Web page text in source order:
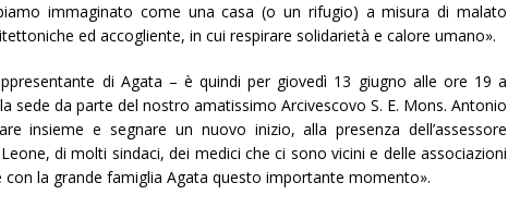
immaginato come una casa (o un rifugio) a misura di malato
ed accogliente, in cui respirare solidarietà e calore umano».
di Agata – è quindi per giovedì 13 giugno alle ore 19 a
sede da parte del nostro amatissimoArcivescovo S. E. Mons. Antonio
insieme e segnare un nuovo inizio, alla presenza dell’assessore
, di molti sindaci, dei medici che ci sono vicini e delle associazioni
la grande famiglia Agata questo importante momento».